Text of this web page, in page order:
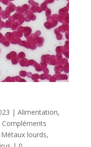
| Alimentation,
Compléments
Métaux lourds,